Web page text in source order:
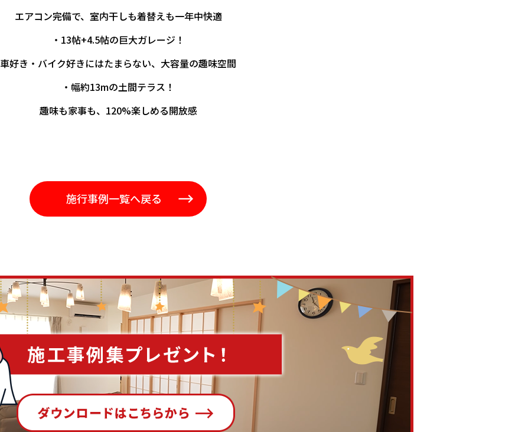
エアコン完備で、室内干しも着替えも一年中快適
・13帖+4.5帖の巨大ガレージ！
車好き・バイク好きにはたまらない、大容量の趣味空間
・幅約13mの土間テラス！
趣味も家事も、120%楽しめる開放感
施行事例一覧へ戻る